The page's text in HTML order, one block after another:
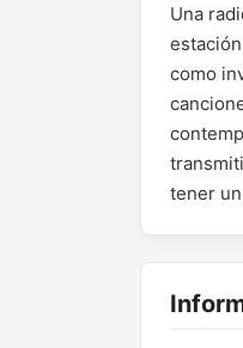
Una
como
tener